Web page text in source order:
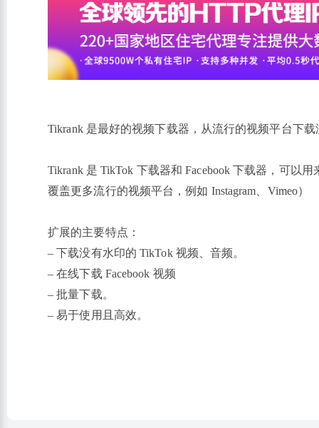
Tikrank 是最好的视频下载器，从流行的视频平台下
Tikrank 是 TikTok 下载器和 Facebook 下载器，可以
覆盖更多流行的视频平台，例如 Instagram、Vimeo）
扩展的主要特点：
‒ 下载没有水印的 TikTok 视频、音频。
‒ 在线下载 Facebook 视频
‒ 批量下载。
‒ 易于使用且高效。